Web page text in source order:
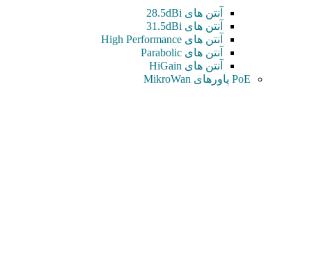
آنتن های 28.5dBi
آنتن های 31.5dBi
آنتن های High Performance
آنتن های Parabolic
آنتن های HiGain
PoE پاورهای MikroWan